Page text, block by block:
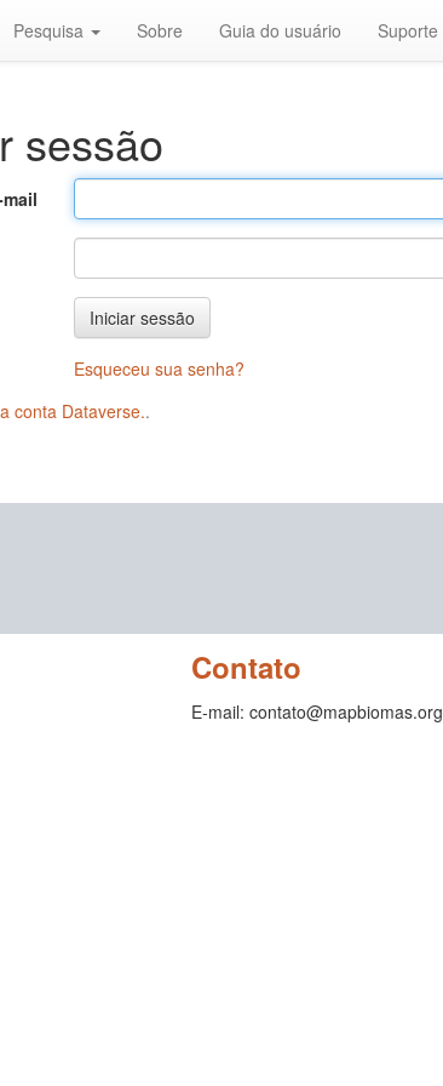
Pesquisa Sobre Guia do usuário Suporte
sessão
Iniciar sessão
Esqueceu sua senha?
conta Dataverse..
Contato
E-mail: contato@mapbiomas.org